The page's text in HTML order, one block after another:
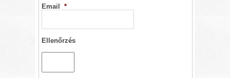
Email *
Ellenőrzés